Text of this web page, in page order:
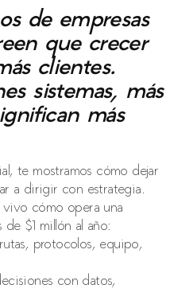
de empresas
que crecer
clientes.
sistemas, más
más
te mostramos cómo dejar
a dirigir con estrategia.
vivo cómo opera una
de $1 millón al año:
protocolos, equipo,
con datos,